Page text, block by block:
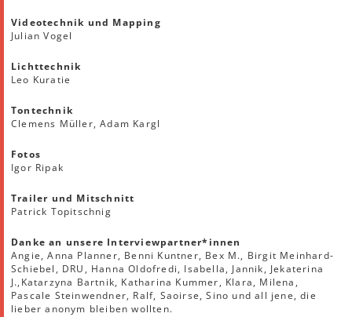
Videotechnik und Mapping
Julian Vogel
Lichttechnik
Leo Kuratie
Tontechnik
Clemens Müller, Adam Kargl
Fotos
Igor Ripak
Trailer und Mitschnitt
Patrick Topitschnig
Danke an unsere Interviewpartner*innen
Angie, Anna Planner, Benni Kuntner, Bex M., Birgit Meinhard-
Schiebel, DRU, Hanna Oldofredi, Isabella, Jannik, Jekaterina
J.,Katarzyna Bartnik, Katharina Kummer, Klara, Milena,
Pascale Steinwendner, Ralf, Saoirse, Sino und all jene, die
lieber anonym bleiben wollten.